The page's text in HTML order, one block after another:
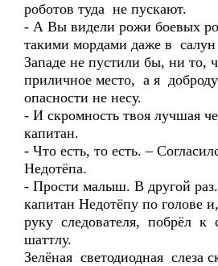
роботов туда не пускают.
- А Вы видели рожи боевых
такими мордами даже в
Западе не пустили бы, ни то,
приличное место, а я
опасности не несу.
- И скромность твоя лучшая
капитан.
- Что есть, то есть. –
Недотёпа.
- Прости малыш. В другой
капитан Недотёпу по голове
руку следователя, побрёл к
шаттлу.
Зелёная светодиодная слеза